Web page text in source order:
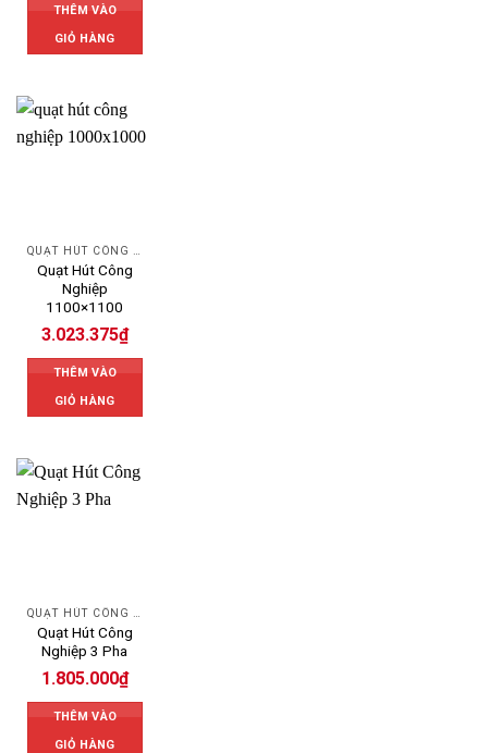
THÊM VÀO
GIỎ HÀNG
Quạt Hút Công
Nghiệp
1100×1100
3.023.375₫
THÊM VÀO
GIỎ HÀNG
Quạt Hút Công
Nghiệp 3 Pha
1.805.000₫
THÊM VÀO
GIỎ HÀNG